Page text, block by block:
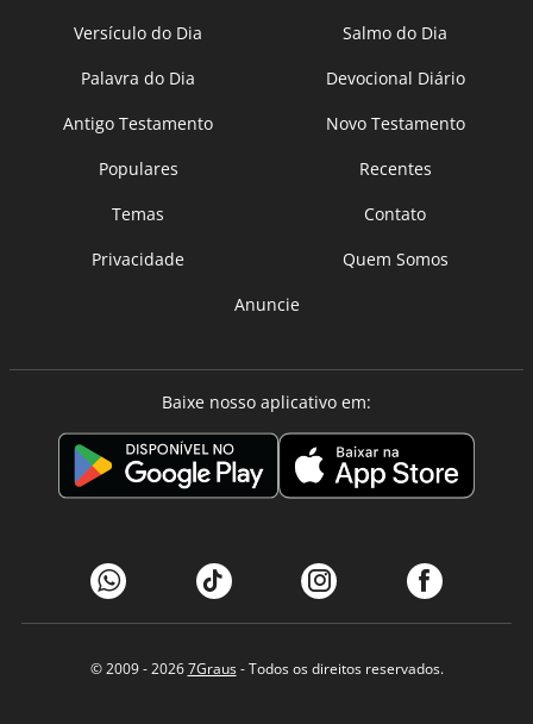
Versículo do Dia
Salmo do Dia
Palavra do Dia
Devocional Diário
Antigo Testamento
Novo Testamento
Populares
Recentes
Temas
Contato
Privacidade
Quem Somos
Anuncie
Baixe nosso aplicativo em:
© 2009 - 20267Graus- Todos os direitos reservados.